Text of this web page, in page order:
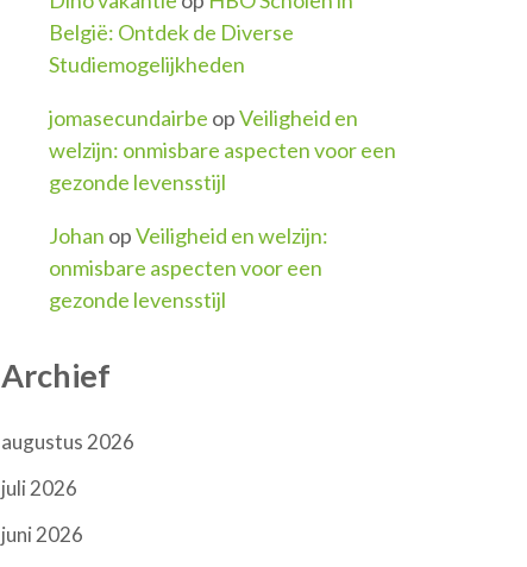
België: Ontdek de Diverse
Studiemogelijkheden
jomasecundairbe opVeiligheid en
welzijn: onmisbare aspecten voor een
gezonde levensstijl
Johan opVeiligheid en welzijn:
onmisbare aspecten voor een
gezonde levensstijl
Archief
augustus 2026
juli 2026
juni 2026